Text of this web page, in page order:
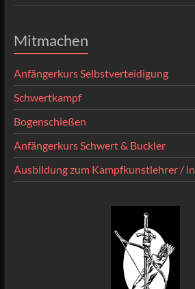
Mitmachen
Anfängerkurs Selbstverteidigung
Schwertkampf
Bogenschießen
Anfängerkurs Schwert & Buckler
Ausbildung zum Kampfkunstlehrer / in